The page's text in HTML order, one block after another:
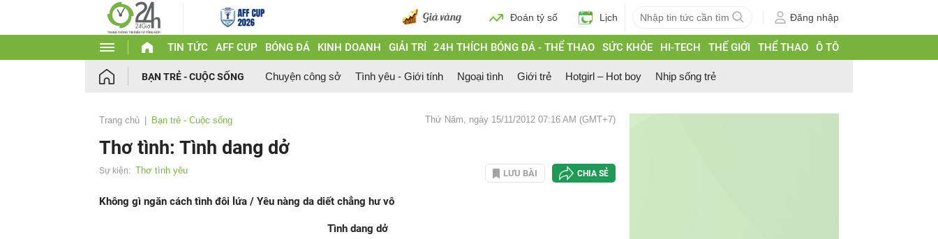
Đoán tỷ số Lịch Đăng nhập
TIN TỨC AFF CUP BÓNG ĐÁ KINH DOANH GIẢI TRÍ 24H THÍCH BÓNG ĐÁ - THỂ THAO SỨC KHỎE HI-TECH THẾ GIỚI THỂ THAO Ô TÔ
BẠN TRẺ - CUỘC SỐNG Chuyện công sở Tình yêu - Giới tính Ngoại tình Giới trẻ Hotgirl – Hot boy Nhịp sống trẻ
Trang chủ Bạn trẻ - Cuộc sống Thứ Năm, ngày 15/11/2012 07:16 AM (GMT+7)
Thơ tình: Tình dang dở
Sự kiện: Thơ tình yêu LƯU BÀI CHIA SẺ
Không gì ngăn cách tình đôi lứa / Yêu nàng da diết chẳng hư vô
Tình dang dở